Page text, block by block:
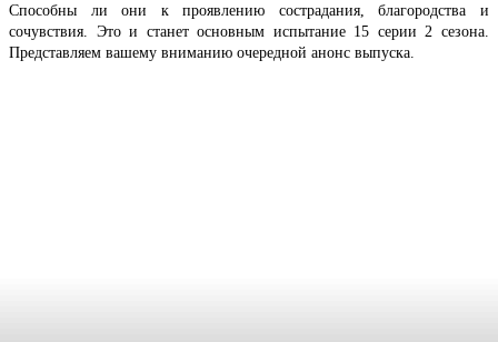
Способны ли они к проявлению сострадания, благородства и
сочувствия. Это и станет основным испытание 15 серии 2 сезона.
Представляем вашему вниманию очередной анонс выпуска.